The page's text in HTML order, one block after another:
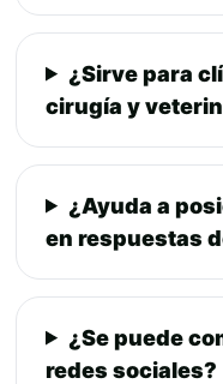
¿Sirve para
cirugía y
¿Ayuda a
en respuestas
¿Se puede
redes sociales?